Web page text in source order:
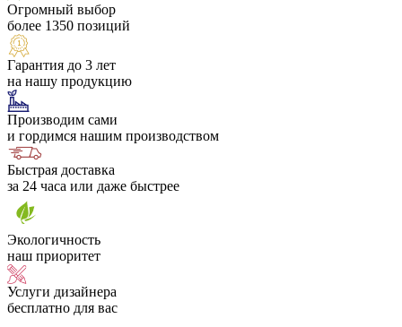
Огромный выбор
более 1350 позиций
Гарантия до 3 лет
на нашу продукцию
Производим сами
и гордимся нашим производством
Быстрая доставка
за 24 часа или даже быстрее
Экологичность
наш приоритет
Услуги дизайнера
бесплатно для вас